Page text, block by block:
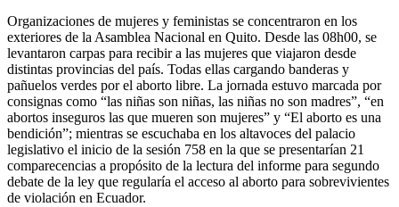
Organizaciones de mujeres y feministas se concentraron en los
exteriores de la Asamblea Nacional en Quito. Desde las 08h00, se
levantaron carpas para recibir a las mujeres que viajaron desde
distintas provincias del país. Todas ellas cargando banderas y
pañuelos verdes por el aborto libre. La jornada estuvo marcada por
consignas como “las niñas son niñas, las niñas no son madres”, “en
abortos inseguros las que mueren son mujeres” y “El aborto es una
bendición”; mientras se escuchaba en los altavoces del palacio
legislativo el inicio de la sesión 758 en la que se presentarían 21
comparecencias a propósito de la lectura del informe para segundo
debate de la ley que regularía el acceso al aborto para sobrevivientes
de violación en Ecuador.